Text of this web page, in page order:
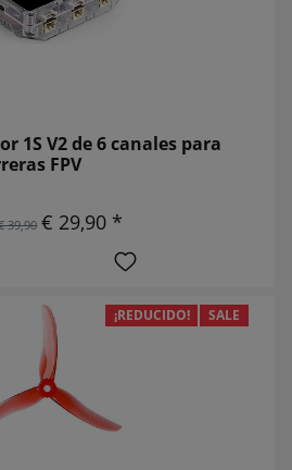
1S V2 de 6 canales para
FPV
39,90 € 29,90 *
¡REDUCIDO! SALE